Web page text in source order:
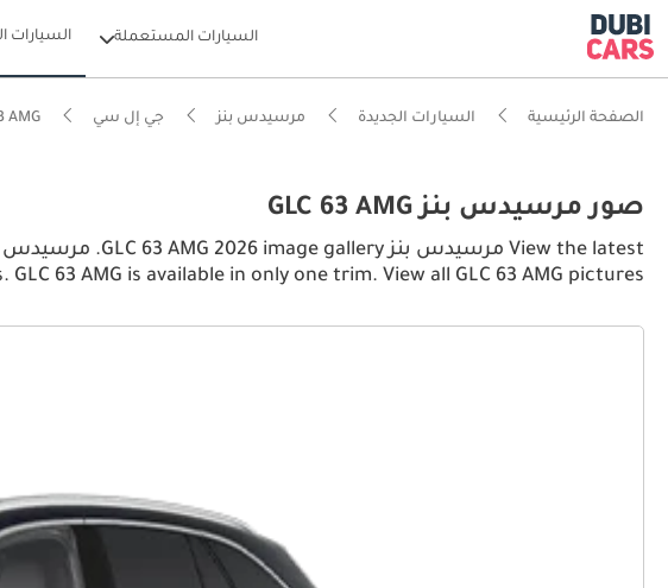
السيارات المستعملة السيارات
الصفحة الرئيسية السيارات الجديدة مرسيدس بنز جي إل سي AMG
صور مرسيدس بنز GLC 63 AMG
GLC 63 AMG is available in only one trim. View all GLC 63 AMG pictures.